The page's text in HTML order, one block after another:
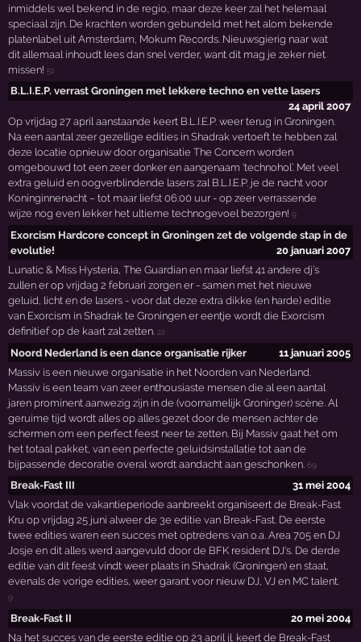
inmiddels wel bekend in de regio, maar deze keer zal het helemaal
speciaal zijn. De krachten worden gebundeld met het alom bekende
platenlabel uit Amsterdam, Mokum Records. Nieuwsgierig naar wat
dit allemaal inhoudt lees dan snel verder, want dit mag je zeker niet
missen!51
B.L.I.E.P. verrast Groningen met lekkere techno en vette lasers
24 april 2007
Op vrijdag 27 april aanstaande keert B.L.I.E.P. weer terug in Groningen.
Na een aantal zeer gezellige edities in Shadrak vertoeft te hebben zal
deze locatie opnieuw door organisatie The Concern worden
omgebouwd tot een zeer donker en aangenaam ‘technohol’. Met veel
extra geluid en oogverblindende lasers zal B.L.I.E.P. je de nacht voor
Koninginnenacht – tot maar liefst 06:00 uur - op zeer verrassende
wijze nog even lekker het ultieme technogevoel bezorgen!9
Exorcism Hardcore concept in Groningen zet de volgende stap in de
evolutie!
20 januari 2007
Lunatic & Miss Hysteria, The Guardian en maar liefst 41 andere dj’s
zullen er op vrijdag 2 februari zorgen er - samen met het nieuwe
geluid, licht en de lasers - voor dat deze extra dikke (en harde) editie
van Exorcism in Shadrak te Groningen er eentje wordt die Exorcism
definitief op de kaart zal zetten. 22
Noord Nederland is een dance organisatie rijker
11 januari 2005
Massiv is een nieuwe organisatie in het Noorden van Nederland.
Massiv is een team van zeer enthousiaste mensen die al een aantal
jaren prominent aanwezig zijn in de (voornamelijk Groninger) scène. Al
geruime tijd wordt alles op alles gezet door de mensen achter de
schermen om een perfect feest neer te zetten. Bij Massiv gaat het om
het totaal pakket, van een perfecte geluidsinstallatie tot aan de
bijpassende decoratie overal wordt aandacht aan geschonken.69
Break-Fast III
31 mei 2004
Vlak voordat de vakantieperiode aanbreekt organiseert de Break-Fast
Kru op vrijdag 25 juni alweer de 3e editie van Break-Fast. De eerste
twee edities waren een succes met optredens van o.a. Area 705 en DJ
Josje en dit alles werd aangevuld door de BFK resident DJ's. De derde
editie van dit feest vindt weer plaats in Shadrak (Groningen) en staat,
evenals de vorige edities, weer garant voor nieuw DJ, VJ en MC talent.
9
Break-Fast II
20 mei 2004
Na het succes van de eerste editie op 23 april jl. keert de Break-Fast